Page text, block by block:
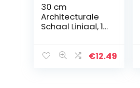
30 cm
Architecturale
Schaal Liniaal, 12
Schaal voor €12.49